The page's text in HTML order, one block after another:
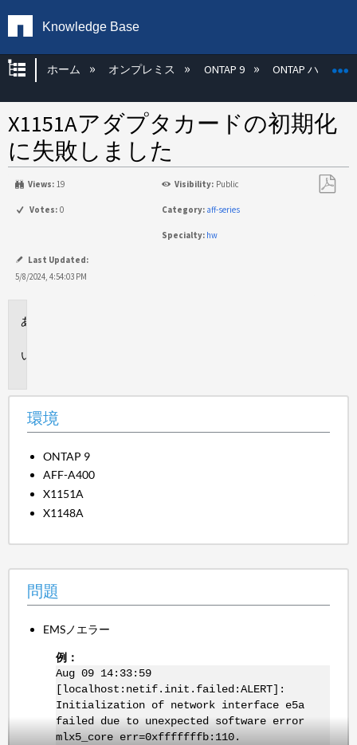
Knowledge Base
グローバル階層を展開/折りたたむ
ホーム オンプレミス ONTAP 9 ONTAP ハード
X1151Aアダプタカードの初期化
に失敗しました
Views: 19 Visibility: Public
Votes: 0 Category: aff-series
Specialty: hw
Last Updated:
5/8/2024, 4:54:03 PM
環境
ONTAP 9
AFF-A400
X1151A
X1148A
問題
EMSノエラー
例：
Aug 09 14:33:59
[localhost:netif.init.failed:ALERT]:
Initialization of network interface e5a
failed due to unexpected software error
mlx5_core err=0xfffffffb:110.